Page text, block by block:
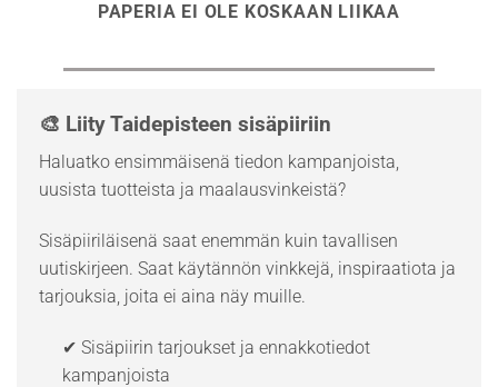
PAPERIA EI OLE KOSKAAN LIIKAA
🎨 Liity Taidepisteen sisäpiiriin
Haluatko ensimmäisenä tiedon kampanjoista,
uusista tuotteista ja maalausvinkeistä?
Sisäpiiriläisenä saat enemmän kuin tavallisen
uutiskirjeen. Saat käytännön vinkkejä, inspiraatiota ja
tarjouksia, joita ei aina näy muille.
✔ Sisäpiirin tarjoukset ja ennakkotiedot
kampanjoista